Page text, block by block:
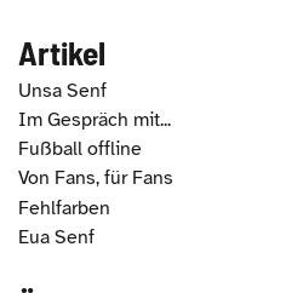
Artikel
Unsa Senf
Im Gespräch mit...
Fußball offline
Von Fans, für Fans
Fehlfarben
Eua Senf